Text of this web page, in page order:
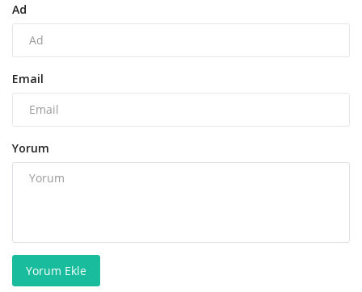
Ad
Email
Yorum
Yorum Ekle